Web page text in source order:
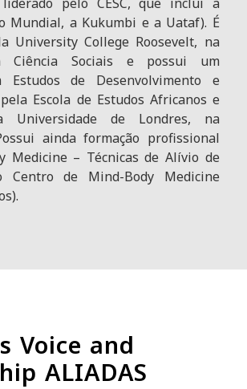
Mundial, a Kukumbi e a Uataf). É
University College Roosevelt, na
Ciência Sociais e possui um
Estudos de Desenvolvimento e
Escola de Estudos Africanos e
Universidade de Londres, na
ainda formação profissional
Medicine – Técnicas de Alívio de
Centro de Mind-Body Medicine
Voice and
ALIADAS